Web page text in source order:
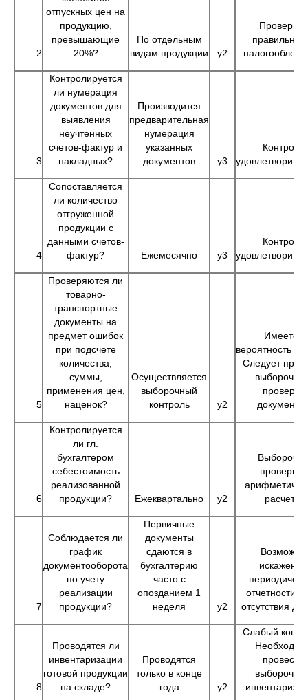
2
отпускных цен на
продукцию,
превышающие
20%?
По отдельным
видам продукции
у2
Проверить
3
Контролируется
ли нумерация
документов для
выявления
неучтенных
счетов-фактур и
накладных?
Производится
предварительная
нумерация
указанных
документов
у3
Контроль
4
Сопоставляется
ли количество
отгруженной
продукции с
данными счетов-
фактур?
Ежемесячно у3
Контроль
5
Проверяются ли
товарно-
транспортные
документы на
предмет ошибок
при подсчете
количества,
суммы,
применения цен,
наценок?
Осуществляется
выборочный
контроль
у2
Имеется
вероятность
Следует
проверку
6
Контролируется
ли гл.
бухгалтером
себестоимость
реализованной
продукции?
Ежеквартально у2
Выборочно
проверить
расчеты
7
Соблюдается ли
график
документооборота
по учету
реализации
продукции?
Первичные
документы
сдаются в
бухгалтерию
часто с
опозданием 1
неделя
у2
Возможно
искажение
отчетности
отсутствия
8
Проводятся ли
инвентаризации
готовой продукции
на складе?
Проводятся
только в конце
года
у2
Слабый
провести